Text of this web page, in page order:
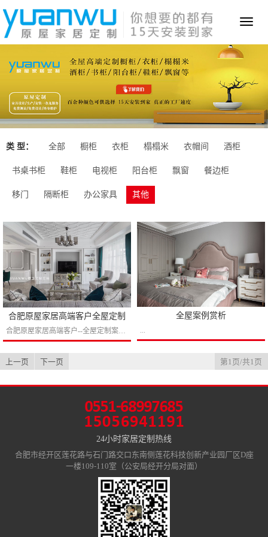
Toggle
类 型： 全部 橱柜 衣柜 榻榻米 衣帽间 酒柜
书桌书柜 鞋柜 电视柜 阳台柜 飘窗 餐边柜
移门 隔断柜 办公家具 其他
合肥原屋家居高端客户全屋定制
合肥原屋家居高端客户--全屋定制案例赏析...
全屋案例赏析
...
上一页 下一页 第1页/共1页
24小时家居定制热线
合肥市经开区莲花路与石门路交口东南侧莲花科技创新产业园厂区D座
一楼109-110室（公安局经开分局对面）